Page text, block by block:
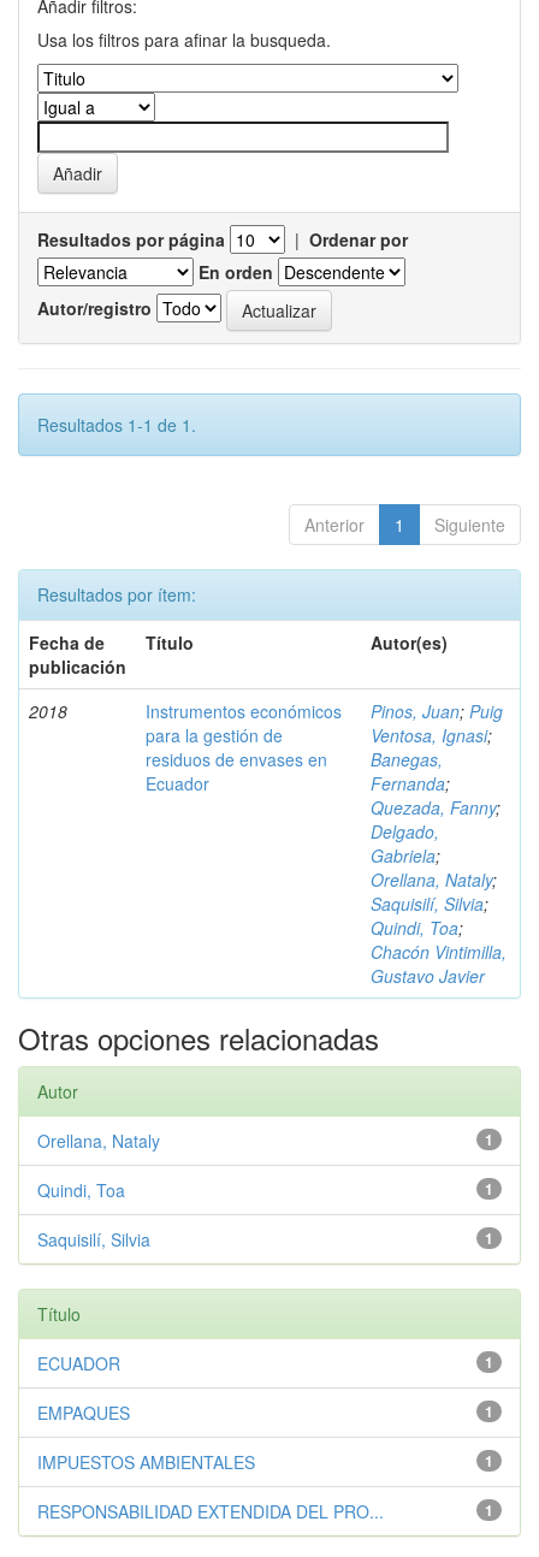
Añadir filtros:
Usa los filtros para afinar la busqueda.
Resultados por página | Ordenar por
En orden
Autor/registro
Resultados 1-1 de 1.
Anterior 1 Siguiente
Resultados por ítem:
Fecha de
publicación
Título Autor(es)
2018
Instrumentos económicos
para la gestión de
residuos de envases en
Ecuador
Pinos, Juan; Puig
Ventosa, Ignasi;
Banegas,
Fernanda;
Quezada, Fanny;
Delgado,
Gabriela;
Orellana, Nataly;
Saquisilí, Silvia;
Quindi, Toa;
Chacón Vintimilla,
Gustavo Javier
Otras opciones relacionadas
Autor
1
Orellana, Nataly
1
Quindi, Toa
1
Saquisilí, Silvia
Título
1
ECUADOR
1
EMPAQUES
1
IMPUESTOS AMBIENTALES
1
RESPONSABILIDAD EXTENDIDA DEL PRO...